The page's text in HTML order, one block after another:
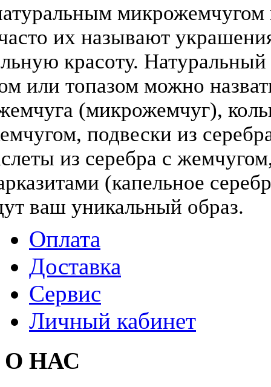
микрожемчугом
их называют
красоту.
или топазом можно
(микрожемчуг),
подвески из
из серебра с
(капельное
ваш уникальный образ.
Оплата
Доставка
Сервис
Личный кабинет
О НАС